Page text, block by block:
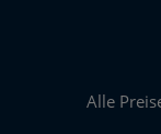
Alle